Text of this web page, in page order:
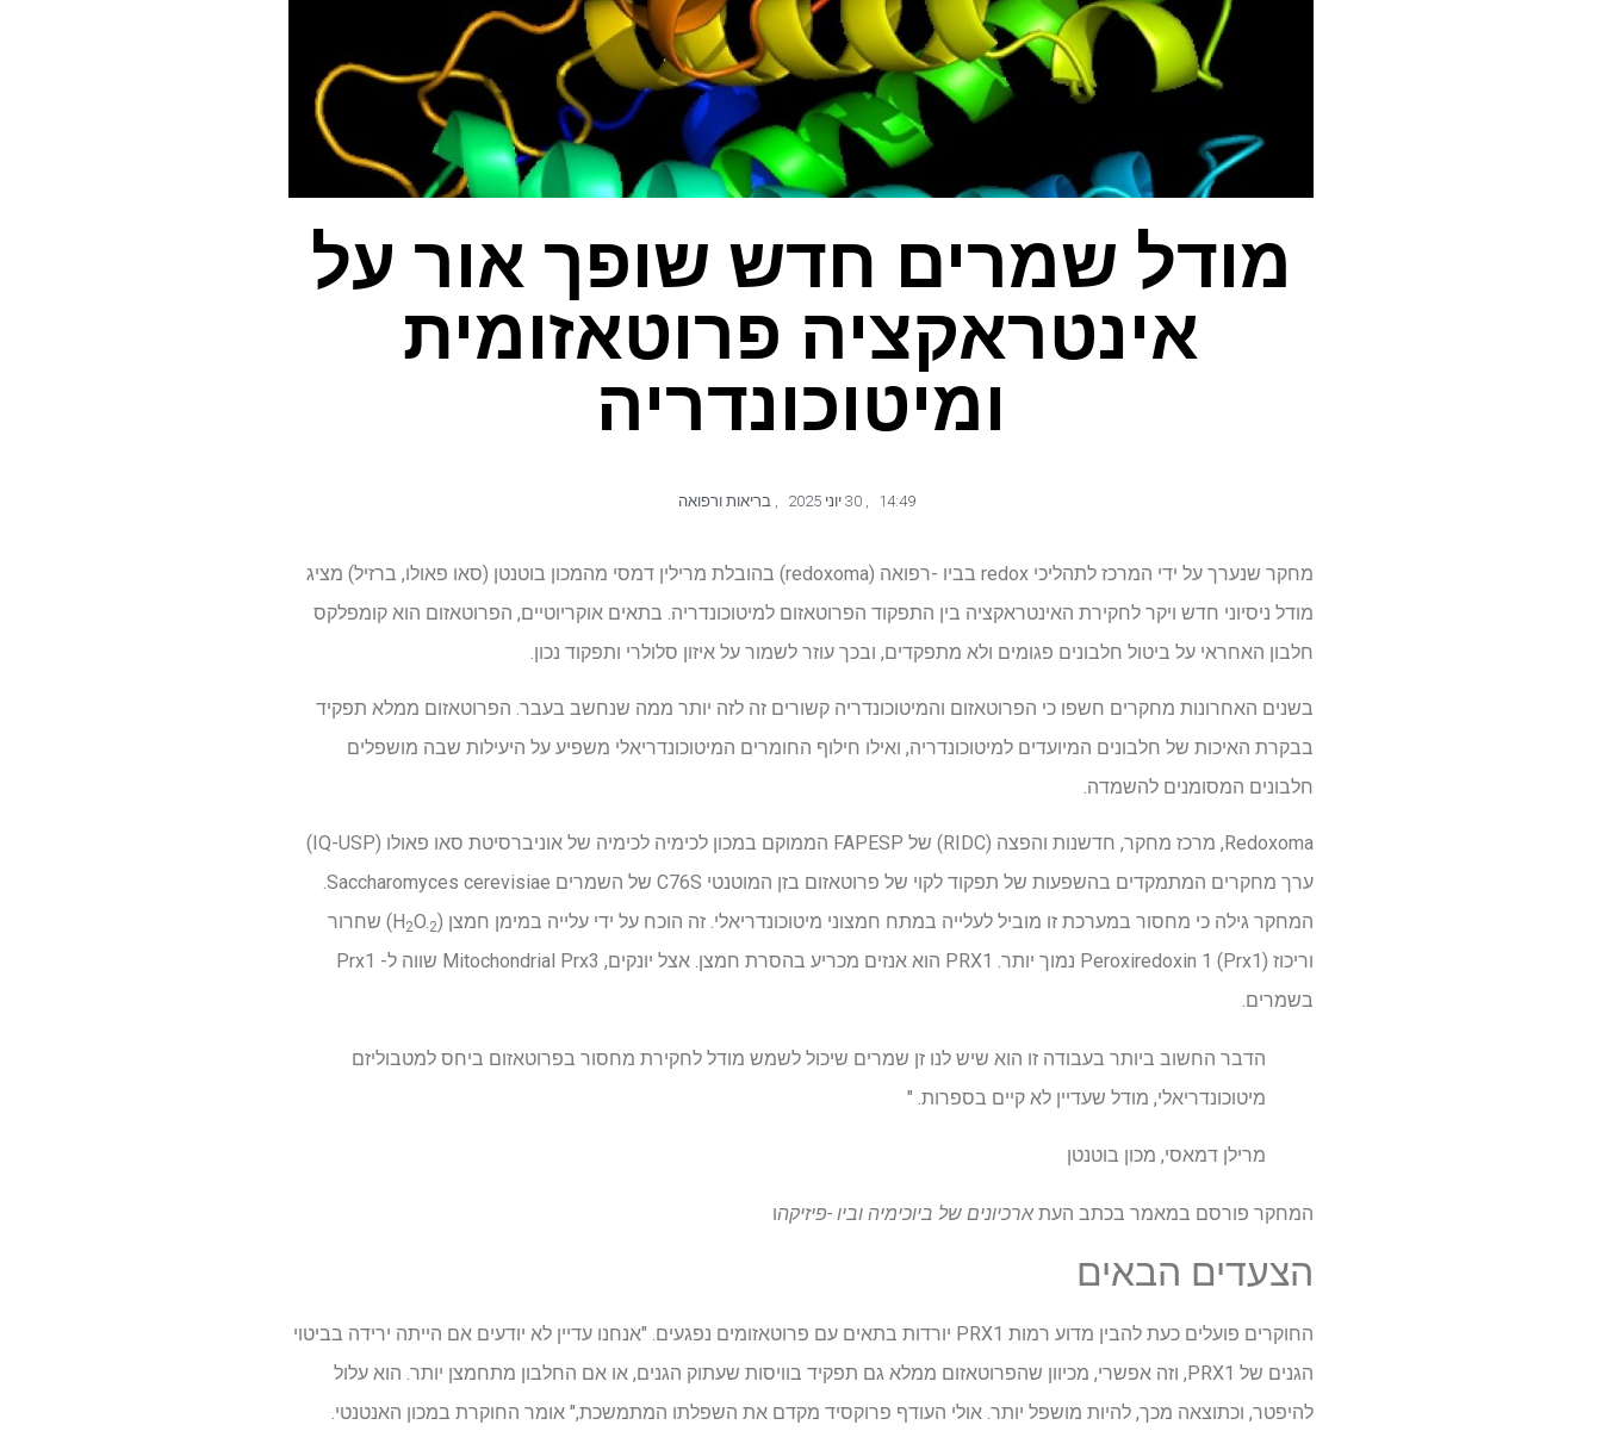
מודל שמרים חדש שופך אור על
אינטראקציה פרוטאזומית
ומיטוכונדריה
14:49
, 30 יוני 2025 , בריאות ורפואה
מחקר שנערך על ידי המרכז לתהליכי redox בביו -רפואה (redoxoma) בהובלת מרילין דמסי מהמכון בוטנטן (סאו פאולו, ברזיל) מציג
מודל ניסיוני חדש ויקר לחקירת האינטראקציה בין התפקוד הפרוטאזום למיטוכונדריה. בתאים אוקריוטיים, הפרוטאזום הוא קומפלקס
חלבון האחראי על ביטול חלבונים פגומים ולא מתפקדים, ובכך עוזר לשמור על איזון סלולרי ותפקוד נכון.
בשנים האחרונות מחקרים חשפו כי הפרוטאזום והמיטוכונדריה קשורים זה לזה יותר ממה שנחשב בעבר. הפרוטאזום ממלא תפקיד
בבקרת האיכות של חלבונים המיועדים למיטוכונדריה, ואילו חילוף החומרים המיטוכונדריאלי משפיע על היעילות שבה מושפלים
חלבונים המסומנים להשמדה.
Redoxoma, מרכז מחקר, חדשנות והפצה (RIDC) של FAPESP הממוקם במכון לכימיה לכימיה של אוניברסיטת סאו פאולו (IQ-USP)
ערך מחקרים המתמקדים בהשפעות של תפקוד לקוי של פרוטאזום בזן המוטנטי C76S של השמרים Saccharomyces cerevisiae.
המחקר גילה כי מחסור במערכת זו מוביל לעלייה במתח חמצוני מיטוכונדריאלי. זה הוכח על ידי עלייה במימן חמצן (H
2O.2
) שחרור
וריכוז Peroxiredoxin 1 (Prx1) נמוך יותר. PRX1 הוא אנזים מכריע בהסרת חמצן. אצל יונקים, Mitochondrial Prx3 שווה ל- Prx1
בשמרים.
הדבר החשוב ביותר בעבודה זו הוא שיש לנו זן שמרים שיכול לשמש מודל לחקירת מחסור בפרוטאזום ביחס למטבוליזם
מיטוכונדריאלי, מודל שעדיין לא קיים בספרות. "
מרילן דמאסי, מכון בוטנטן
המחקר פורסם במאמר בכתב העת ארכיונים של ביוכימיה וביו -פיזיקהו
הצעדים הבאים
החוקרים פועלים כעת להבין מדוע רמות PRX1 יורדות בתאים עם פרוטאזומים נפגעים. "אנחנו עדיין לא יודעים אם הייתה ירידה בביטוי
הגנים של PRX1, וזה אפשרי, מכיוון שהפרוטאזום ממלא גם תפקיד בוויסות שעתוק הגנים, או אם החלבון מתחמצן יותר. הוא עלול
להיפטר, וכתוצאה מכך, להיות מושפל יותר. אולי העודף פרוקסיד מקדם את השפלתו המתמשכת," אומר החוקרת במכון האנטנטי.